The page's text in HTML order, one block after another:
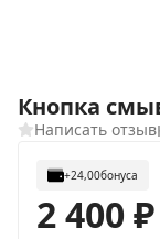
Кнопка
Написать отзыв
+24,00бонуса
2 400₽